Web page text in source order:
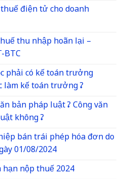
điện tử cho doanh
thu nhập hoãn lại –
phải có kế toán trưởng
làm kế toán trưởng ?
bản pháp luật ? Công văn
không ?
bán trái phép hóa đơn do
01/08/2024
nộp thuế 2024